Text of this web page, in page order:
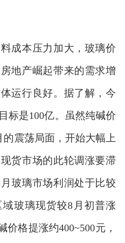
本压力加大，玻璃价
地产崛起带来的需求增
运行良好。据了解，今
标是100亿。虽然纯碱价
的震荡局面，开始大幅上
货市场的此轮调涨要滞
玻璃市场利润处于比较
玻璃现货较8月初普涨
价格提涨约400~500元，